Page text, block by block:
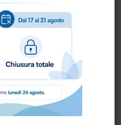
GUANTO SPALMATO
NITRILE ART.3094NT